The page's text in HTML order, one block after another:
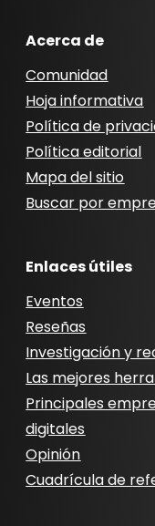
Acerca de
Comunidad
Hoja informativa
Política de
Política editorial
Mapa del sitio
Buscar por
Enlaces útiles
Eventos
Reseñas
Investigación y
Las mejores
Principales
digitales
Opinión
Cuadrícula de